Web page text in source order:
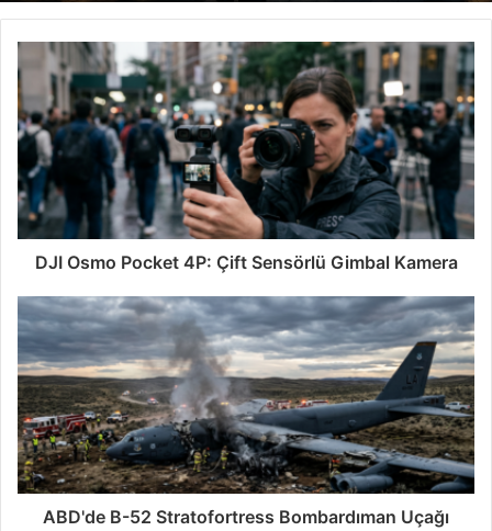
DJI Osmo Pocket 4P: Çift Sensörlü Gimbal Kamera
ABD'de B-52 Stratofortress Bombardıman Uçağı